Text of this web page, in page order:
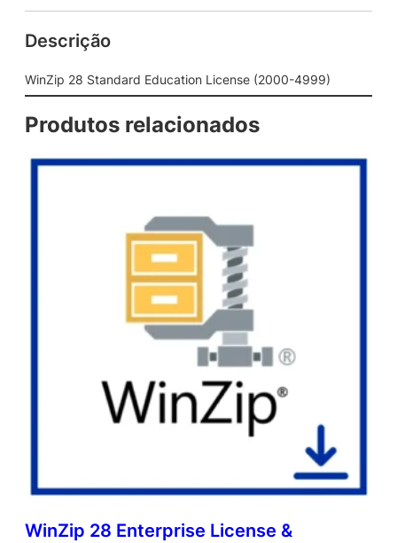
Descrição
WinZip 28 Standard Education License (2000-4999)
Produtos relacionados
WinZip 28 Enterprise License &